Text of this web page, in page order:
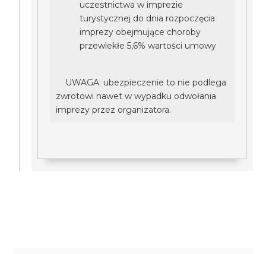
uczestnictwa w imprezie
turystycznej do dnia rozpoczęcia
imprezy obejmujące choroby
przewlekłe 5,6% wartości umowy
UWAGA: ubezpieczenie to nie podlega
zwrotowi nawet w wypadku odwołania
imprezy przez organizatora.